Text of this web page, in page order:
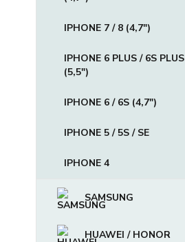
IPHONE 7 / 8 (4,7")
IPHONE 6 PLUS / 6S PLUS
(5,5")
IPHONE 6 / 6S (4,7")
IPHONE 5 / 5S / SE
IPHONE 4
SAMSUNG
HUAWEI / HONOR